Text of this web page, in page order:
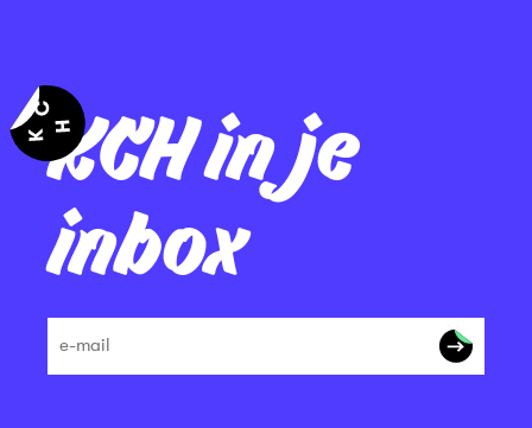
KCH in je
inbox